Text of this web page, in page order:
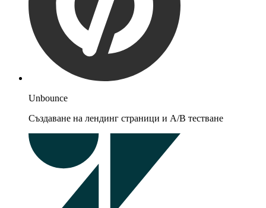
Unbounce
Създаване на лендинг страници и A/B тестване